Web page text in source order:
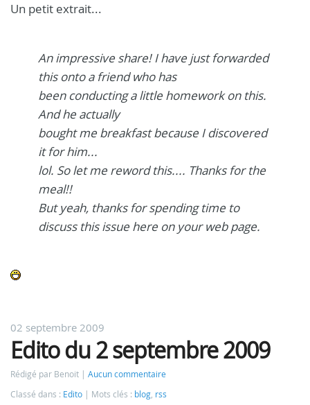
Un petit extrait...
An impressive share! I have just forwarded
this onto a friend who has
been conducting a little homework on this.
And he actually
bought me breakfast because I discovered
it for him...
lol. So let me reword this.... Thanks for the
meal!!
But yeah, thanks for spending time to
discuss this issue here on your web page.
02 septembre 2009
Edito du 2 septembre 2009
Rédigé par Benoit
Aucun commentaire
Classé dans : Edito Mots clés : blog, rss